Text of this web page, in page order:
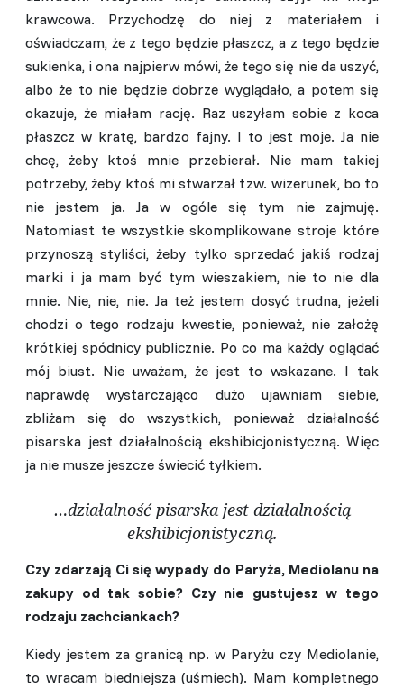
krawcowa. Przychodzę do niej z materiałem i
oświadczam, że z tego będzie płaszcz, a z tego będzie
sukienka, i ona najpierw mówi, że tego się nie da uszyć,
albo że to nie będzie dobrze wyglądało, a potem się
okazuje, że miałam rację. Raz uszyłam sobie z koca
płaszcz w kratę, bardzo fajny. I to jest moje. Ja nie
chcę, żeby ktoś mnie przebierał. Nie mam takiej
potrzeby, żeby ktoś mi stwarzał tzw. wizerunek, bo to
nie jestem ja. Ja w ogóle się tym nie zajmuję.
Natomiast te wszystkie skomplikowane stroje które
przynoszą styliści, żeby tylko sprzedać jakiś rodzaj
marki i ja mam być tym wieszakiem, nie to nie dla
mnie. Nie, nie, nie. Ja też jestem dosyć trudna, jeżeli
chodzi o tego rodzaju kwestie, ponieważ, nie założę
krótkiej spódnicy publicznie. Po co ma każdy oglądać
mój biust. Nie uważam, że jest to wskazane. I tak
naprawdę wystarczająco dużo ujawniam siebie,
zbliżam się do wszystkich, ponieważ działalność
pisarska jest działalnością ekshibicjonistyczną. Więc
ja nie musze jeszcze świecić tyłkiem.
…działalność pisarska jest działalnością
ekshibicjonistyczną.
Czy zdarzają Ci się wypady do Paryża, Mediolanu na
zakupy od tak sobie? Czy nie gustujesz w tego
rodzaju zachciankach?
Kiedy jestem za granicą np. w Paryżu czy Mediolanie,
to wracam biedniejsza (uśmiech). Mam kompletnego